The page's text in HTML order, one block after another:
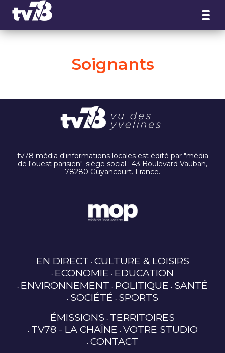
Soignants
tv78 média d'informations locales est édité par "média
de l'ouest parisien". siège social : 43 Boulevard Vauban,
78280 Guyancourt. France.
EN DIRECT CULTURE & LOISIRS
ECONOMIE EDUCATION
ENVIRONNEMENT POLITIQUE SANTÉ
SOCIÉTÉ SPORTS
ÉMISSIONS TERRITOIRES
TV78 - LA CHAÎNE VOTRE STUDIO
CONTACT
Panneau de gestion des cookies